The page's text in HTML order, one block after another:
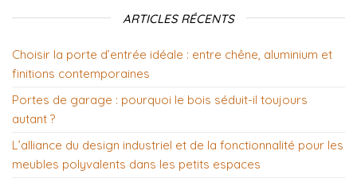
ARTICLES RÉCENTS
Choisir la porte d’entrée idéale : entre chêne, aluminium et
finitions contemporaines
Portes de garage : pourquoi le bois séduit-il toujours
autant ?
L’alliance du design industriel et de la fonctionnalité pour les
meubles polyvalents dans les petits espaces